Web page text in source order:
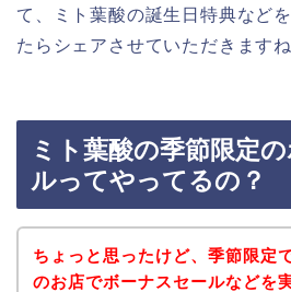
て、ミト葉酸の誕生日特典など
たらシェアさせていただきます
ミト葉酸の季節限定
ルってやってるの？
ちょっと思ったけど、季節限定
のお店でボーナスセールなどを